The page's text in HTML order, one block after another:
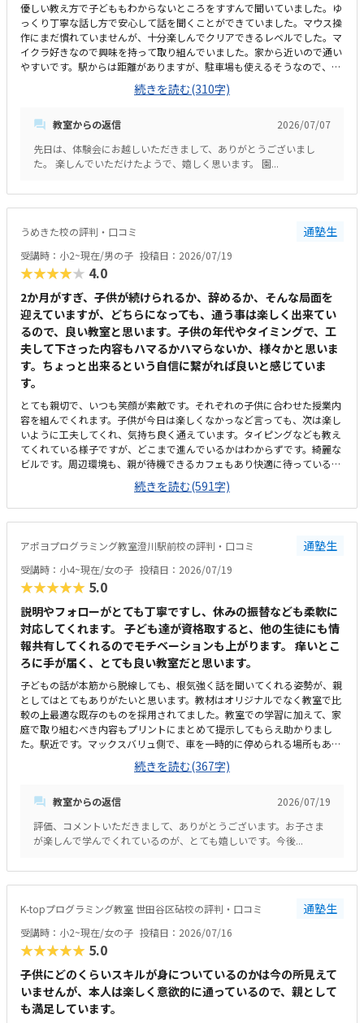
優しい教え方で子どももわからないところをすすんで聞いていました。ゆ
っくり丁寧な話し方で安心して話を聞くことができていました。マウス操
作にまだ慣れていませんが、十分楽しんでクリアできるレベルでした。マ
イクラ好きなので興味を持って取り組んでいました。家から近いので通い
やすいです。駅からは距離がありますが、駐車場も使えるそうなので、遠
方からでも通えると思います。現在幼稚園が工事中のためプレハブでの授
業です。工事の音も聞こえますが気になるほどではないです。工事完了後
月に3回なので割高だと思います。ＰＣ等は貸してもらえるので自分で用
続きを読む(310字)
教室からの返信
2026/07/07
先日は、体験会にお越しいただきまして、ありがとうございまし
た。 楽しんでいただけたようで、嬉しく思います。 園...
うめきた校の評判・口コミ 通塾生
受講時：小2~現在/男の子 投稿日：2026/07/19
★★★★★ 4.0
2か月がすぎ、子供が続けられるか、辞めるか、そんな局面を
迎えていますが、どちらになっても、通う事は楽しく出来てい
るので、良い教室と思います。子供の年代やタイミングで、工
夫して下さった内容もハマるかハマらないか、様々かと思いま
す。ちょっと出来るという自信に繋がれば良いと感じていま
す。
とても親切で、いつも笑顔が素敵です。それぞれの子供に合わせた授業内
容を組んでくれます。子供が今日は楽しくなかっなど言っても、次は楽し
いように工夫してくれ、気持ち良く通えています。タイピングなども教え
てくれている様子ですが、どこまで進んでいるかはわからずです。綺麗な
ビルです。周辺環境も、親が待機できるカフェもあり快適に待っている事
が出来ます。立地はかなり良いです。教室に着くと、いつも明るい笑顔で
迎えてくれて、雰囲気もとても良いです。教室のパソコン椅子なども問題
ないと思います。プログラミング自体が高いが、週2回なので、千円でも
お手頃なら、最高で、他との差別化ができると思います。学校では習わな
いような思考して、完成に近づけていくところ、今までやった事のないチ
ャレンジだと思います。小2という事もあり、楽しかったり楽しくなく感
じたり、色々ですが、それに合わせて、先生が工夫してくれます。それが
嬉しかったです。タイピングも、それができるだけで、成長と思います。
先生方が優しく、特にはないですが、上げるとすれざ、今日は頑張ってく
れていましたと教えてくれるので安心していますがわ、どういう事をやっ
たかは目でみていないのでわからずで、話だけだったので、資料などで、
進捗の概要が親にも示されていると分かりやすいと思いました。雰囲気も
良い教室で、好きな気持ちがあれば、長く続く教室だと思います。
続きを読む(591字)
アポヨプログラミング教室澄川駅前校の評判・口コミ 通塾生
受講時：小4~現在/女の子 投稿日：2026/07/19
★★★★★ 5.0
説明やフォローがとても丁寧ですし、休みの振替なども柔軟に
対応してくれます。 子ども達が資格取すると、他の生徒にも情
報共有してくれるのでモチベーションも上がります。 痒いとこ
ろに手が届く、とても良い教室だと思います。
子どもの話が本筋から脱線しても、根気強く話を聞いてくれる姿勢が、親
としてはとてもありがたいと思います。教材はオリジナルでなく教室で比
較の上最適な既存のものを採用されてました。教室での学習に加えて、家
庭で取り組むべき内容もプリントにまとめて提示してもらえ助かりまし
た。駅近です。マックスバリュ側で、車を一時的に停められる場所もある
ので通学に困ることはなくとても便利だと思います。余計なものはなく、
マイクラのぬいぐるみを置いて子ども達がレッスン内容に興味を持てるよ
験も可能で、資格取得までのロードマップも明示してくれるので、適切な
しみにしてて、レッスンもウキウキで出てくるので、通わせて良かったと
思います。
続きを読む(367字)
教室からの返信
2026/07/19
評価、コメントいただきまして、ありがとうございます。お子さま
が楽しんで学んでくれているのが、とても嬉しいです。今後...
K-topプログラミング教室 世田谷区砧校の評判・口コミ 通塾生
受講時：小2~現在/女の子 投稿日：2026/07/16
★★★★★ 5.0
子供にどのくらいスキルが身についているのかは今の所見えて
いませんが、本人は楽しく意欲的に通っているので、親として
も満足しています。